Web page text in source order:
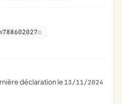
788602027
déclaration le 13/11/2024